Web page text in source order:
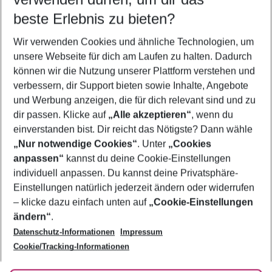
5-8 Nächte
2 Erwachsene Keine Kinder
Mehr Filter anzeigen
Footer
Footer navigation
Über uns
AGB
Bestpreisgarantie
Cookie-Einstellungen ändern
Cookie-Richtlinie
Agenturbetreuung
Barrierefreies Reisen
Folge uns
beste Erlebnis zu bieten?
Wir verwenden Cookies und ähnliche Technologien, um
unsere Webseite für dich am Laufen zu halten. Dadurch
können wir die Nutzung unserer Plattform verstehen und
verbessern, dir Support bieten sowie Inhalte, Angebote
und Werbung anzeigen, die für dich relevant sind und zu
dir passen. Klicke auf „Alle akzeptieren“, wenn du
einverstanden bist. Dir reicht das Nötigste? Dann wähle
„Nur notwendige Cookies“. Unter „Cookies
anpassen“ kannst du deine Cookie-Einstellungen
individuell anpassen. Du kannst deine Privatsphäre-
Einstellungen natürlich jederzeit ändern oder widerrufen
– klicke dazu einfach unten auf „Cookie-Einstellungen
ändern“.
Datenschutz-Informationen
Impressum
Cookie/Tracking-Informationen